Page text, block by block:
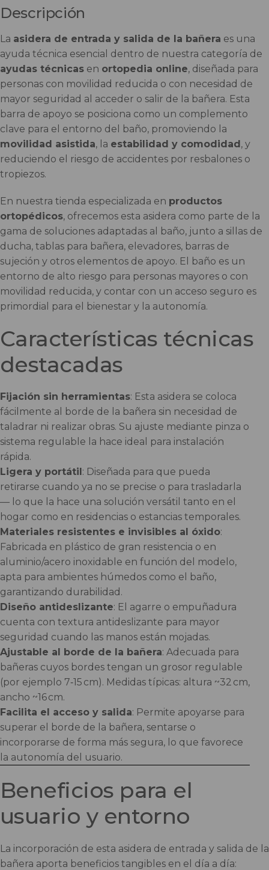
Descripción
La asidera de entrada y salida de la bañera es una
ayuda técnica esencial dentro de nuestra categoría de
ayudas técnicas en ortopedia online, diseñada para
personas con movilidad reducida o con necesidad de
mayor seguridad al acceder o salir de la bañera. Esta
barra de apoyo se posiciona como un complemento
clave para el entorno del baño, promoviendo la
movilidad asistida, la estabilidad y comodidad, y
reduciendo el riesgo de accidentes por resbalones o
tropiezos.
En nuestra tienda especializada en productos
ortopédicos, ofrecemos esta asidera como parte de la
gama de soluciones adaptadas al baño, junto a sillas de
ducha, tablas para bañera, elevadores, barras de
sujeción y otros elementos de apoyo. El baño es un
entorno de alto riesgo para personas mayores o con
movilidad reducida, y contar con un acceso seguro es
primordial para el bienestar y la autonomía.
Características técnicas
destacadas
Fijación sin herramientas: Esta asidera se coloca
fácilmente al borde de la bañera sin necesidad de
taladrar ni realizar obras. Su ajuste mediante pinza o
sistema regulable la hace ideal para instalación
rápida.
Ligera y portátil : Diseñada para que pueda
retirarse cuando ya no se precise o para trasladarla
— lo que la hace una solución versátil tanto en el
hogar como en residencias o estancias temporales.
Materiales resistentes e invisibles al óxido:
Fabricada en plástico de gran resistencia o en
aluminio/acero inoxidable en función del modelo,
apta para ambientes húmedos como el baño,
garantizando durabilidad.
Diseño antideslizante: El agarre o empuñadura
cuenta con textura antideslizante para mayor
seguridad cuando las manos están mojadas.
Ajustable al borde de la bañera: Adecuada para
bañeras cuyos bordes tengan un grosor regulable
(por ejemplo 7‑15 cm). Medidas típicas: altura ~32 cm,
ancho ~16 cm.
Facilita el acceso y salida: Permite apoyarse para
superar el borde de la bañera, sentarse o
incorporarse de forma más segura, lo que favorece
la autonomía del usuario.
Beneficios para el
usuario y entorno
La incorporación de esta asidera de entrada y salida de la
bañera aporta beneficios tangibles en el día a día: